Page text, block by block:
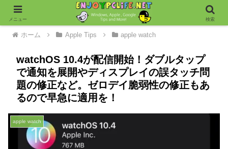
ホーム Apple Tips apple watch
watchOS 10.4が配信開始！ダブルタップ
で通知を展開やディスプレイの誤タッチ問
題の修正など。ゼロデイ脆弱性の修正もあ
るので早急に適用を！
apple watch
メニュー 検索